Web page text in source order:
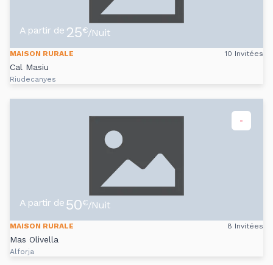
A partir de 25€/Nuit
MAISON RURALE 10 Invitées
Cal Masiu
Riudecanyes
-
A partir de 50€/Nuit
MAISON RURALE 8 Invitées
Mas Olivella
Alforja